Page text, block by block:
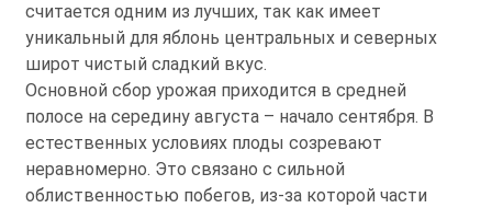
считается одним из лучших, так как имеет
уникальный для яблонь центральных и северных
широт чистый сладкий вкус.
Основной сбор урожая приходится в средней
полосе на середину августа – начало сентября. В
естественных условиях плоды созревают
неравномерно. Это связано с сильной
облиственностью побегов, из-за которой части